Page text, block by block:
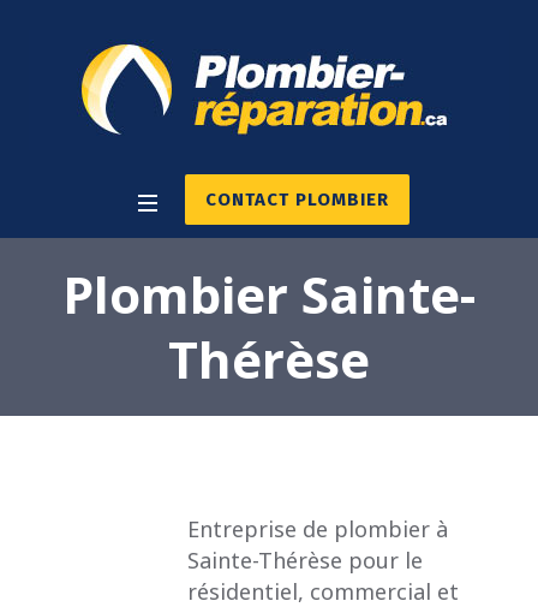
CONTACT PLOMBIER
Plombier Sainte-
Thérèse
Entreprise de plombier à
Sainte-Thérèse pour le
résidentiel, commercial et